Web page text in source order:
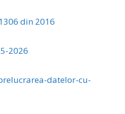
din 2016
2026
datelor-cu-